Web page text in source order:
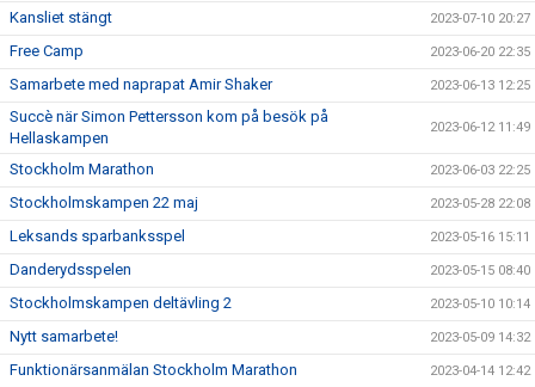
Kansliet stängt 2023-07-10 20:27
Free Camp 2023-06-20 22:35
Samarbete med naprapat Amir Shaker 2023-06-13 12:25
Succè när Simon Pettersson kom på besök på
Hellaskampen
2023-06-12 11:49
Stockholm Marathon 2023-06-03 22:25
Stockholmskampen 22 maj 2023-05-28 22:08
Leksands sparbanksspel 2023-05-16 15:11
Danderydsspelen 2023-05-15 08:40
Stockholmskampen deltävling 2 2023-05-10 10:14
Nytt samarbete! 2023-05-09 14:32
Funktionärsanmälan Stockholm Marathon 2023-04-14 12:42